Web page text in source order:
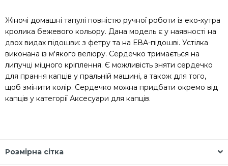
Жіночі домашні тапулі повністю ручної роботи із еко-хутра
кролика бежевого кольору. Дана модель є у наявності на
двох видах підошви: з фетру та на ЕВА-підошві. Устілка
виконана із м'якого велюру. Сердечко тримається на
липучці міцного кріплення. Є можливість зняти сердечко
для прання капців у пральній машині, а також для того,
щоб змінити колір. Сердечко можна придбати окремо від
капців у категоріїАксесуари для капців.
Розмірна сітка